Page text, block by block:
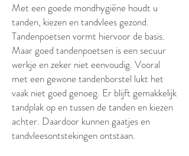
Met een goede mondhygiëne houdt u
tanden, kiezen en tandvlees gezond.
Tandenpoetsen vormt hiervoor de basis.
Maar goed tandenpoetsen is een secuur
werkje en zeker niet eenvoudig. Vooral
met een gewone tandenborstel lukt het
vaak niet goed genoeg. Er blijft gemakkelijk
tandplak op en tussen de tanden en kiezen
achter. Daardoor kunnen gaatjes en
tandvleesontstekingen ontstaan.